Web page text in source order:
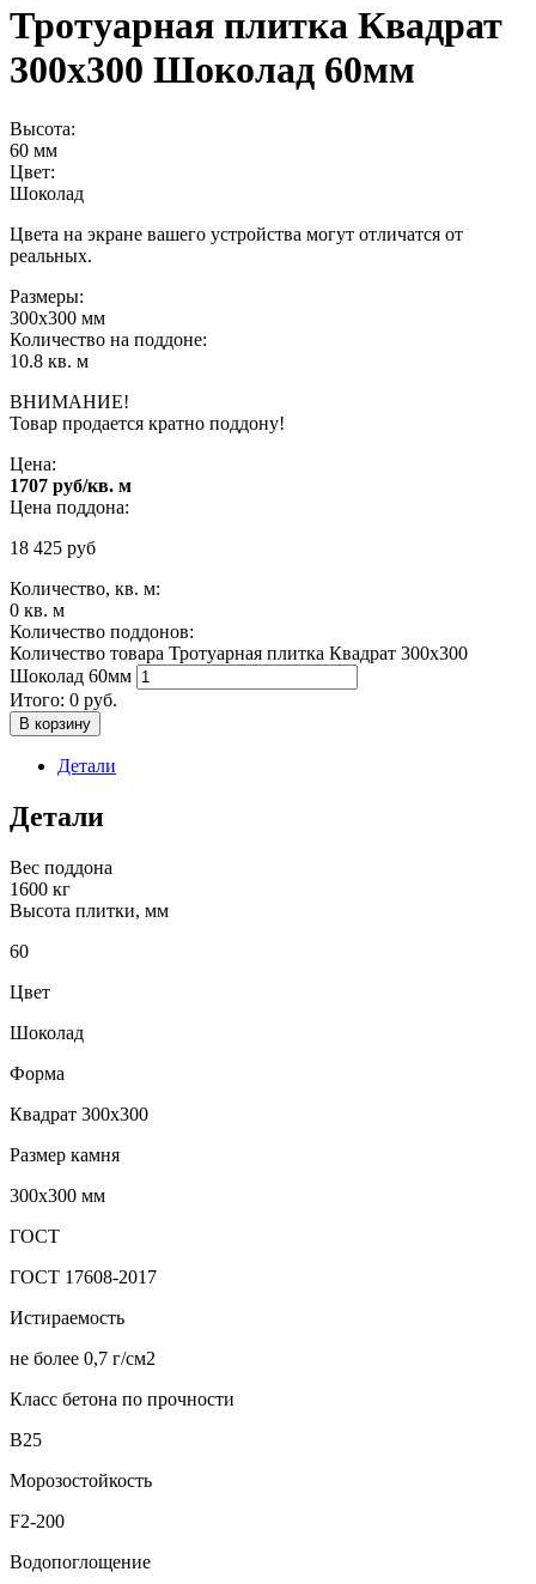
Тротуарная плитка Квадрат
300х300 Шоколад 60мм
Высота:
60 мм
Цвет:
Шоколад
Цвета на экране вашего устройства могут отличатся от
реальных.
Размеры:
300х300 мм
Количество на поддоне:
10.8 кв. м
ВНИМАНИЕ!
Товар продается кратно поддону!
Цена:
1707 руб/кв. м
Цена поддона:
18 425 руб
Количество, кв. м:
0 кв. м
Количество поддонов:
Количество товара Тротуарная плитка Квадрат 300х300
Шоколад 60мм
Итого: 0 руб.
В корзину
Детали
Детали
Вес поддона
1600 кг
Высота плитки, мм
60
Цвет
Шоколад
Форма
Квадрат 300х300
Размер камня
300х300 мм
ГОСТ
ГОСТ 17608-2017
Истираемость
не более 0,7 г/см2
Класс бетона по прочности
В25
Морозостойкость
F2-200
Водопоглощение